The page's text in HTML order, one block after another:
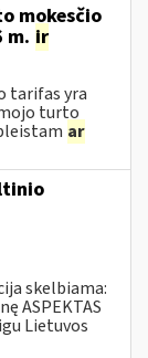
mokesčio
m. ir
tarifas yra
turto
ar
skelbiama:
ASPEKTAS
Lietuvos